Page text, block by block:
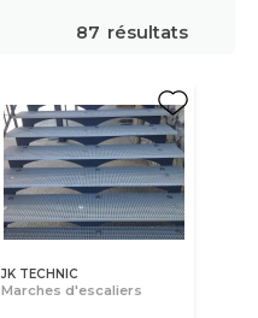
87 résultats
JK TECHNIC
Marches d'escaliers